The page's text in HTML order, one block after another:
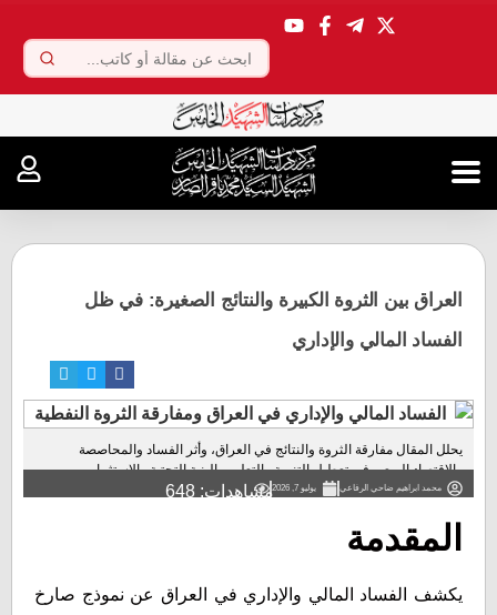
العراق بين الثروة الكبيرة والنتائج الصغيرة: في ظل
الفساد المالي والإداري
يحلل المقال مفارقة الثروة والنتائج في العراق، وأثر الفساد والمحاصصة
والاقتصاد الريعي في تعطيل التنمية والتعليم والبنية التحتية والاستثمار...
محمد ابراهيم ضاحي الرفاعي يوليو 7, 2026 مشاهدات: 648
المقدمة
يكشف الفساد المالي والإداري في العراق عن نموذج صارخ